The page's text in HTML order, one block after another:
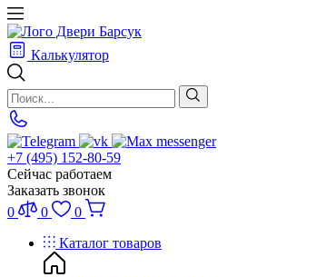
Калькулятор
+7 (495) 152-80-59
Сейчас работаем
Заказать звонок
0
0
0
Каталог товаров